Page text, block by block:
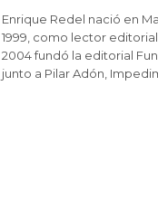
Enrique Redel nació en
1999, como lector
2004 fundó la editorial
junto a Pilar Adón,